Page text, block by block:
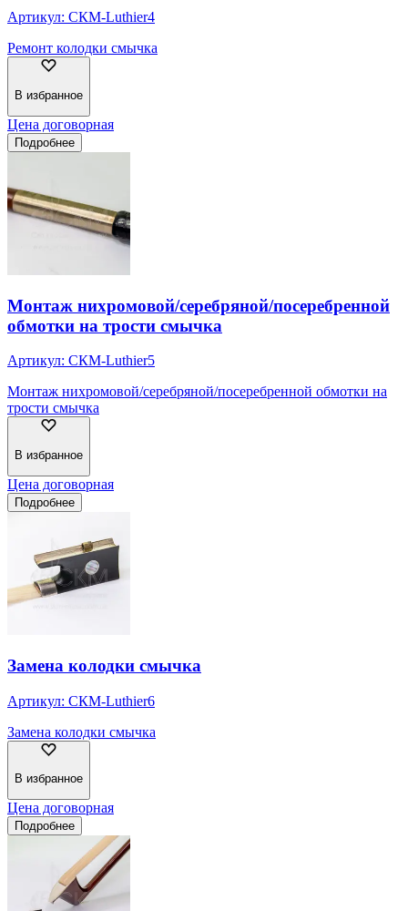
Артикул: СКМ-Luthier4
Ремонт колодки смычка
В избранное
Цена договорная
Подробнее
Монтаж нихромовой/серебряной/посеребренной
обмотки на трости смычка
Артикул: СКМ-Luthier5
Монтаж нихромовой/серебряной/посеребренной обмотки на
трости смычка
В избранное
Цена договорная
Подробнее
Замена колодки смычка
Артикул: СКМ-Luthier6
Замена колодки смычка
В избранное
Цена договорная
Подробнее